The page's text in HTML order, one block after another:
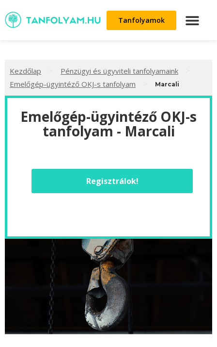
Tanfolyamok
Kezdőlap Pénzügyi és ügyviteli tanfolyamaink
Emelőgép-ügyintéző OKJ-s tanfolyam Marcali
Emelőgép-ügyintéző OKJ-s
tanfolyam - Marcali
Regisztrálok!